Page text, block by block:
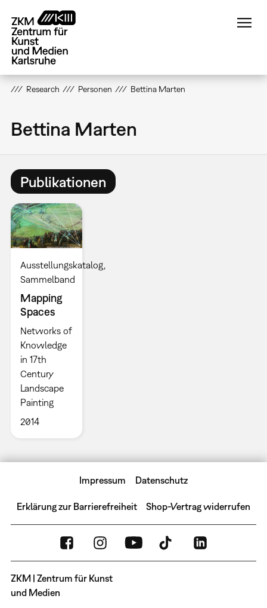
zum
Inhalt
Research Personen Bettina Marten
Bettina Marten
Publikationen
Ausstellungskatalog
Sammelband
Mapping
Spaces
Networks of
Knowledge
in 17th
Century
Landscape
Painting
2014
Impressum Datenschutz
Erklärung zur Barrierefreiheit Shop-Vertrag widerrufen
ZKM | Zentrum für Kunst
und Medien